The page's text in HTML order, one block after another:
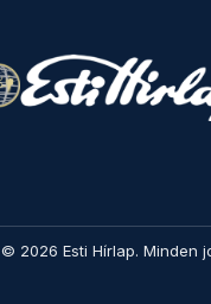
© 2026 Esti Hírlap. Minden